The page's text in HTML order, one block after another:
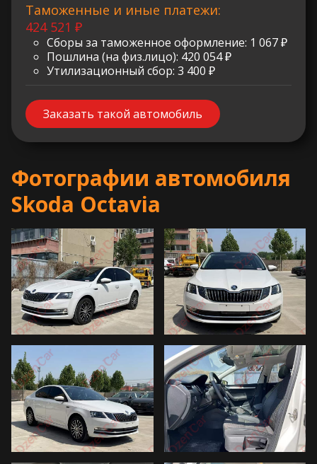
Таможенные и иные платежи:
424 521 ₽
Сборы за таможенное оформление: 1 067 ₽
Пошлина (на физ.лицо): 420 054 ₽
Утилизационный сбор: 3 400 ₽
Заказать такой автомобиль
Фотографии автомобиля
Skoda Octavia